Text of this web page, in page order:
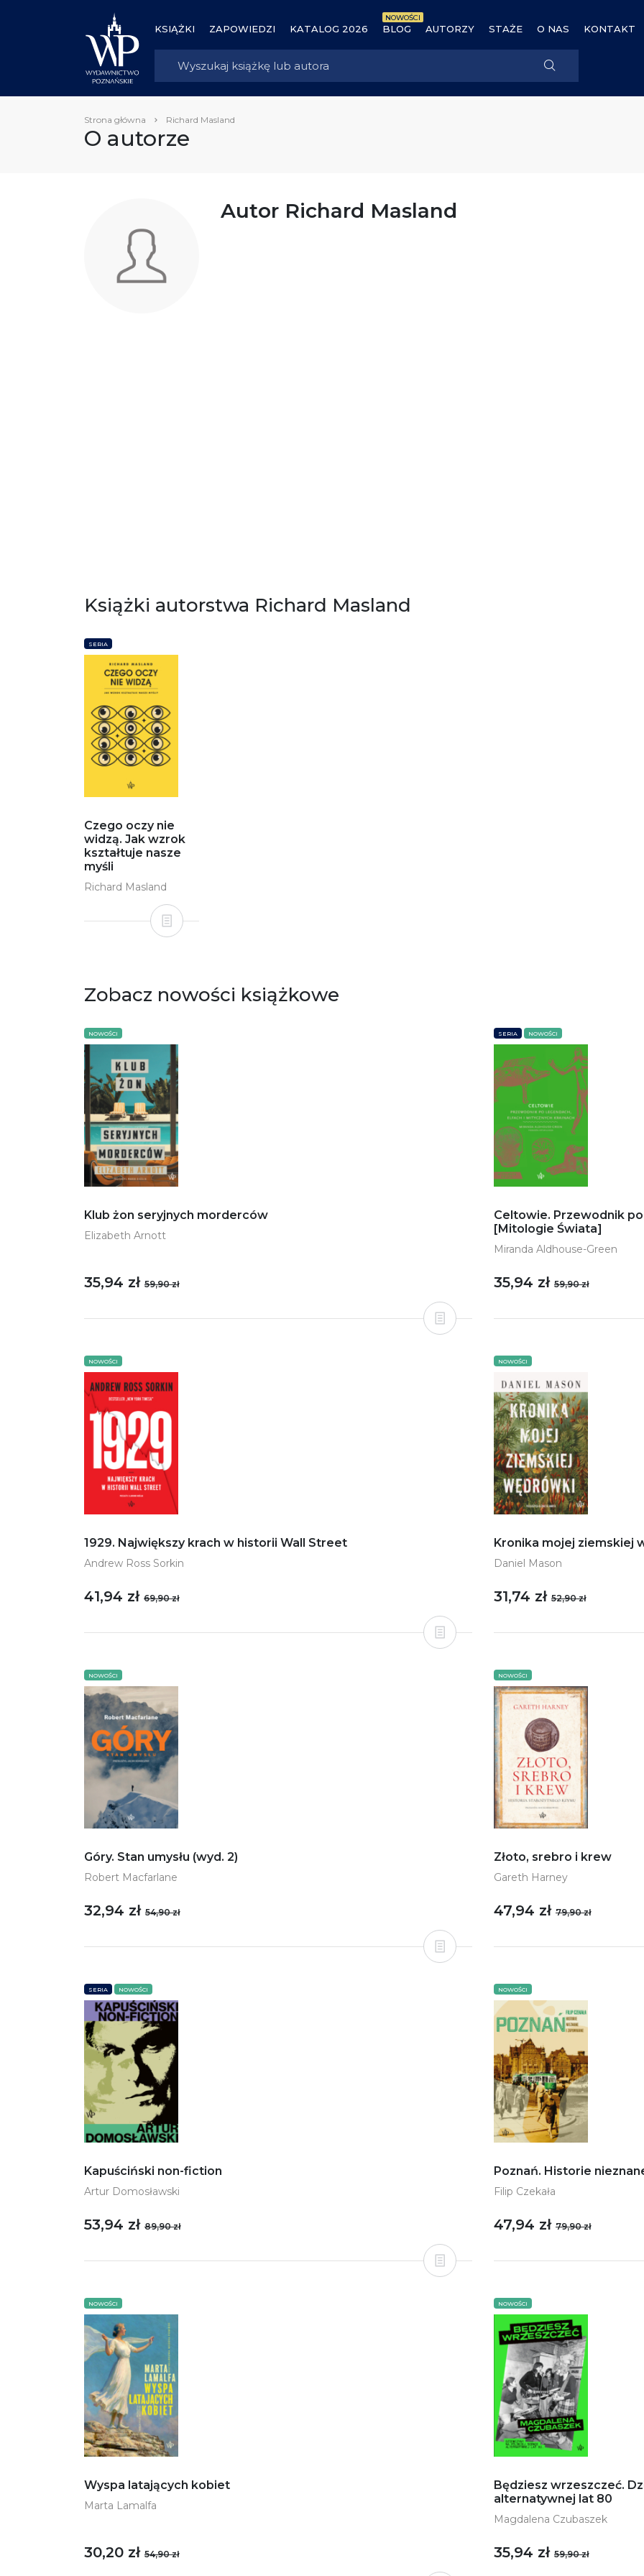
KSIĄŻKI ZAPOWIEDZI KATALOG 2026 BLOG
NOWOŚCI
AUTORZY STAŻE O NAS KONTAKT
Strona główna Richard Masland
O autorze
Autor Richard Masland
Książki autorstwa Richard Masland
SERIA
Czego oczy nie
widzą. Jak wzrok
kształtuje nasze
myśli
Richard Masland
Zobacz nowości książkowe
NOWOŚCI
Klub żon seryjnych morderców
Elizabeth Arnott
35,94 zł 59,90 zł
SERIA NOWOŚCI
Celtowie. Przewodnik
[Mitologie Świata]
Miranda Aldhouse-Green
35,94 zł 59,90 zł
NOWOŚCI
1929. Największy krach w historii Wall Street
Andrew Ross Sorkin
41,94 zł 69,90 zł
NOWOŚCI
Kronika mojej ziemskiej
Daniel Mason
31,74 zł 52,90 zł
NOWOŚCI
Góry. Stan umysłu (wyd. 2)
Robert Macfarlane
32,94 zł 54,90 zł
NOWOŚCI
Złoto, srebro i krew
Gareth Harney
47,94 zł 79,90 zł
SERIA NOWOŚCI
Kapuściński non-fiction
Artur Domosławski
53,94 zł 89,90 zł
NOWOŚCI
Poznań. Historie
Filip Czekała
47,94 zł 79,90 zł
NOWOŚCI
Wyspa latających kobiet
Marta Lamalfa
30,20 zł 54,90 zł
NOWOŚCI
Będziesz wrzeszczeć.
alternatywnej lat 80
Magdalena Czubaszek
35,94 zł 59,90 zł